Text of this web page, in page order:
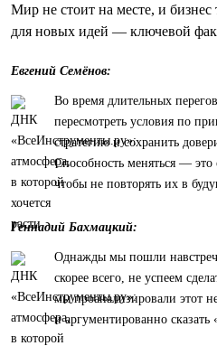
Мир не стоит на месте, и
для новых идей — ключевой
Евгений Семёнов:
Во время длительных
пересмотреть условия по
стратегию и сохранить
Способность меняться — это
чтобы не повторять их в
Геннадий Бахмацкий:
Однажды мы пошли
скорее всего, не успеем
мы проанализировали этот
и аргументированно сказать